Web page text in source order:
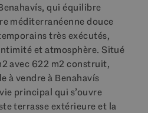
qui équilibre
méditerranéenne douce
très exécutés,
et atmosphère. Situé
avec 622 m2 construit,
à vendre à Benahavís
principal qui s’ouvre
terrasse extérieure et la